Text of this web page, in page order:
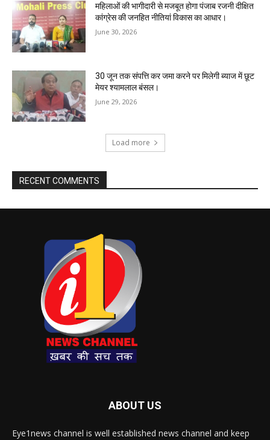
महिलाओं की भागीदारी से मजबूत होगा पंजाब रजनी दीक्षित
कांग्रेस की जनहित नीतियां विकास का आधार।
June 30, 2026
30 जून तक संपत्ति कर जमा करने पर मिलेगी ब्याज में छूट
मेयर श्यामलाल बंसल।
June 29, 2026
Load more
RECENT COMMENTS
ABOUT US
Eye1news channel is well established news channel and keep